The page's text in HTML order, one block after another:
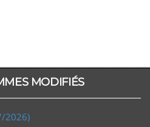
MODIFIÉS
2026)